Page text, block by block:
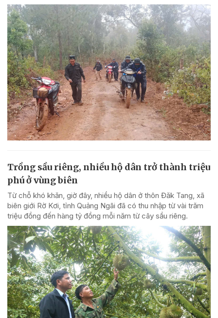
Trồng sầu riêng, nhiều hộ dân trở thành triệu
phú ở vùng biên
Từ chỗ khó khăn, giờ đây, nhiều hộ dân ở thôn Đăk Tang, xã
biên giới Rờ Kơi, tỉnh Quảng Ngãi đã có thu nhập từ vài trăm
triệu đồng đến hàng tỷ đồng mỗi năm từ cây sầu riêng.